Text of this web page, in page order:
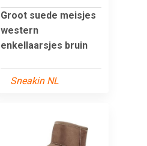
Groot suede meisjes
western
enkellaarsjes bruin
Sneakin NL